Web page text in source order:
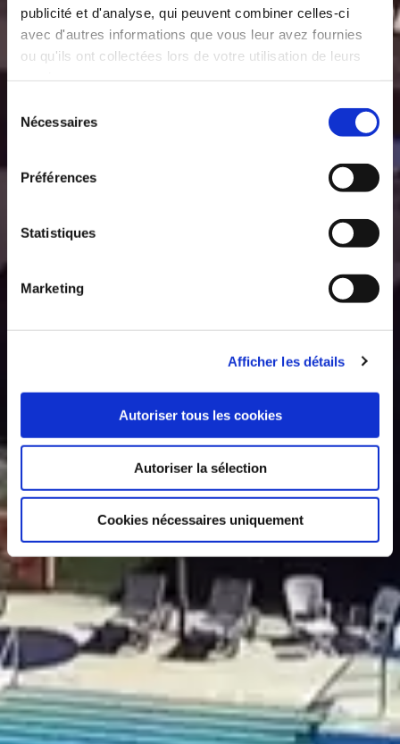
publicité et d'analyse, qui peuvent combiner celles-ci
avec d'autres informations que vous leur avez fournies
ou qu'ils ont collectées lors de votre utilisation de leurs
Nécessaires
Préférences
Statistiques
Marketing
Afficher les détails
Autoriser tous les cookies
Autoriser la sélection
Cookies nécessaires uniquement